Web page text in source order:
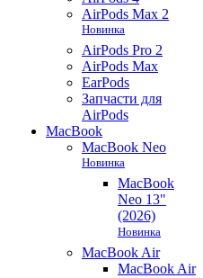
AirPods Max 2
Новинка
AirPods Pro 2
AirPods Max
EarPods
Запчасти для
AirPods
MacBook
MacBook Neo
Новинка
MacBook
Neo 13"
(2026)
Новинка
MacBook Air
MacBook Air